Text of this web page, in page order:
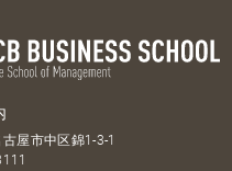
屋市中区錦1-3-1